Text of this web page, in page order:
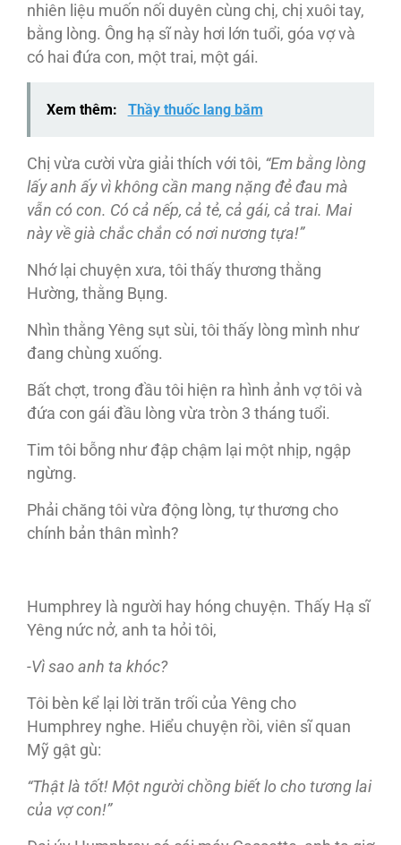
nhiên liệu muốn nối duyên cùng chị, chị xuôi tay,
bằng lòng. Ông hạ sĩ này hơi lớn tuổi, góa vợ và
có hai đứa con, một trai, một gái.
Xem thêm: Thầy thuốc lang băm
Chị vừa cười vừa giải thích với tôi, “Em bằng lòng
lấy anh ấy vì không cần mang nặng đẻ đau mà
vẫn có con. Có cả nếp, cả tẻ, cả gái, cả trai. Mai
này về già chắc chắn có nơi nương tựa!”
Nhớ lại chuyện xưa, tôi thấy thương thằng
Hường, thằng Bụng.
Nhìn thằng Yêng sụt sùi, tôi thấy lòng mình như
đang chùng xuống.
Bất chợt, trong đầu tôi hiện ra hình ảnh vợ tôi và
đứa con gái đầu lòng vừa tròn 3 tháng tuổi.
Tim tôi bỗng như đập chậm lại một nhịp, ngập
ngừng.
Phải chăng tôi vừa động lòng, tự thương cho
chính bản thân mình?
Humphrey là người hay hóng chuyện. Thấy Hạ sĩ
Yêng nức nở, anh ta hỏi tôi,
-Vì sao anh ta khóc?
Tôi bèn kể lại lời trăn trối của Yêng cho
Humphrey nghe. Hiểu chuyện rồi, viên sĩ quan
Mỹ gật gù:
“Thật là tốt! Một người chồng biết lo cho tương lai
của vợ con!”